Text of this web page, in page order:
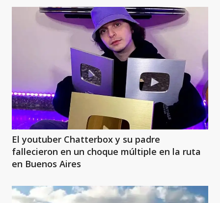
El youtuber Chatterbox y su padre
fallecieron en un choque múltiple en la ruta
en Buenos Aires